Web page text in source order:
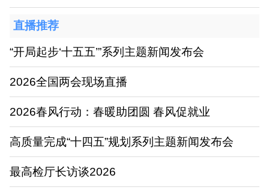
直播推荐
“开局起步‘十五五’”系列主题新闻发布会
2026全国两会现场直播
2026春风行动：春暖助团圆 春风促就业
高质量完成“十四五”规划系列主题新闻发布会
最高检厅长访谈2026